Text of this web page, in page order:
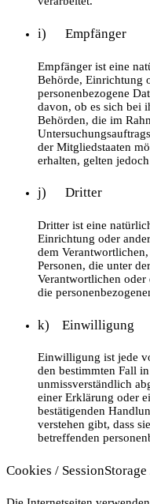
i) Empfänger
Empfänger ist eine
Behörde, Einrichtung
personenbezogene
davon, ob es sich bei
Behörden, die im
der Mitgliedstaaten
erhalten, gelten
j) Dritter
Dritter ist eine
Einrichtung oder
dem
Personen, die unter
Verantwortlichen oder
die
k) Einwilligung
Einwilligung ist jede
den bestimmten Fall
unmissverständlich
einer Erklärung oder
bestätigenden
verstehen gibt, dass
betreffenden
Cookies /